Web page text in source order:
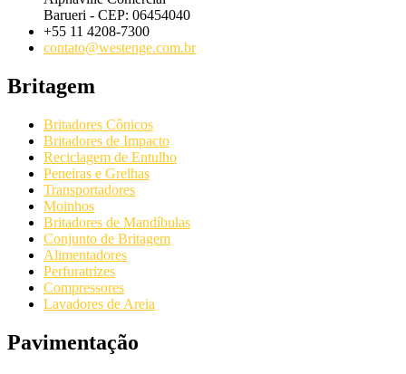
Barueri - CEP: 06454040
+55 11 4208-7300
contato@westenge.com.br
Britagem
Britadores Cônicos
Britadores de Impacto
Reciclagem de Entulho
Peneiras e Grelhas
Transportadores
Moinhos
Britadores de Mandíbulas
Conjunto de Britagem
Alimentadores
Perfuratrizes
Compressores
Lavadores de Areia
Pavimentação